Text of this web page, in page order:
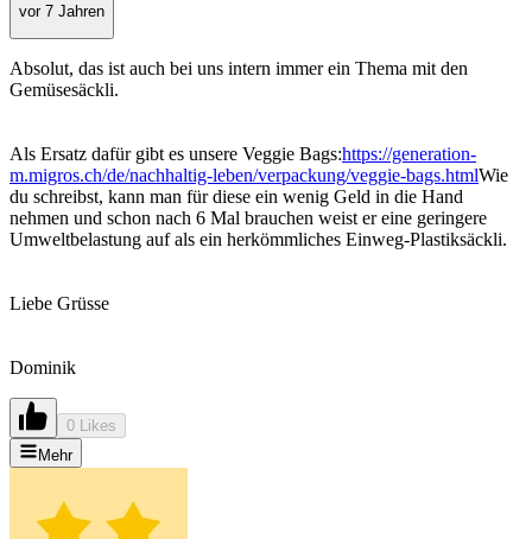
vor 7 Jahren
Absolut, das ist auch bei uns intern immer ein Thema mit den
Gemüsesäckli.
Als Ersatz dafür gibt es unsere Veggie Bags:https://generation-
m.migros.ch/de/nachhaltig-leben/verpackung/veggie-bags.htmlWie
du schreibst, kann man für diese ein wenig Geld in die Hand
nehmen und schon nach 6 Mal brauchen weist er eine geringere
Umweltbelastung auf als ein herkömmliches Einweg-Plastiksäckli.
Liebe Grüsse
Dominik
0 Likes
Mehr